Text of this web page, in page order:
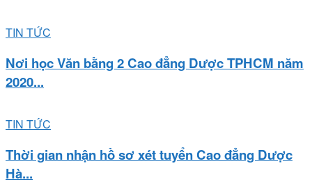
TIN TỨC
Nơi học Văn bằng 2 Cao đẳng Dược TPHCM năm
2020...
TIN TỨC
Thời gian nhận hồ sơ xét tuyển Cao đẳng Dược
Hà...